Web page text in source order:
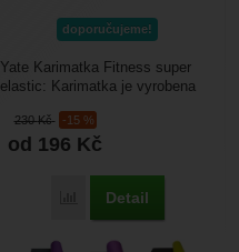
doporučujeme!
230Kč -15 %
od 196 Kč
Porovnat
Detail
Yate Karimatka Fitness super
elastic: Karimatka je vyrobena
který se...